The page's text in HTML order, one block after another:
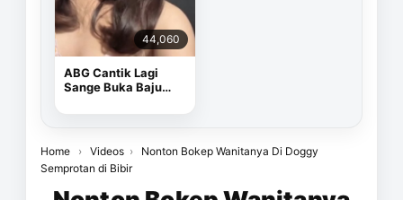
44,060
ABG Cantik Lagi
Sange Buka Baju
Home › Videos ›
Nonton Bokep Wanitanya Di Doggy
Semprotan di Bibir